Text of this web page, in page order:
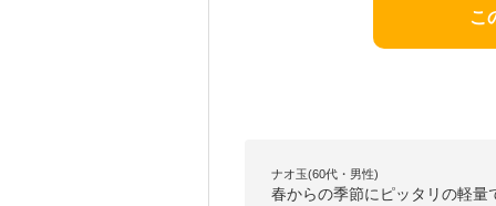
こ
ナオ玉(60代・男性)
春からの季節にピッタリの軽